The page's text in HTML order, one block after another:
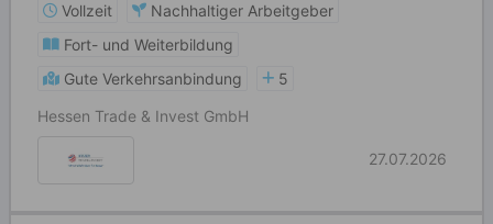
Vollzeit
Nachhaltiger Arbeitgeber
Fort- und Weiterbildung
Gute Verkehrsanbindung
5
Hessen Trade & Invest GmbH
27.07.2026